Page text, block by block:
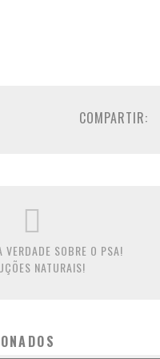
COMPARTIR:
VERDADE SOBRE O PSA!
NATURAIS!